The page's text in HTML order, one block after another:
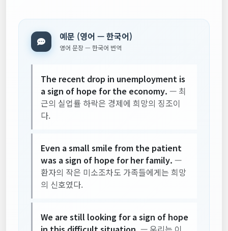
예문 (영어 — 한국어)
영어 문장 — 한국어 번역
The recent drop in unemployment is
a sign of hope for the economy. — 최
근의 실업률 하락은 경제에 희망의 징조이
다.
Even a small smile from the patient
was a sign of hope for her family. —
환자의 작은 미소조차도 가족들에게는 희망
의 신호였다.
We are still looking for a sign of hope